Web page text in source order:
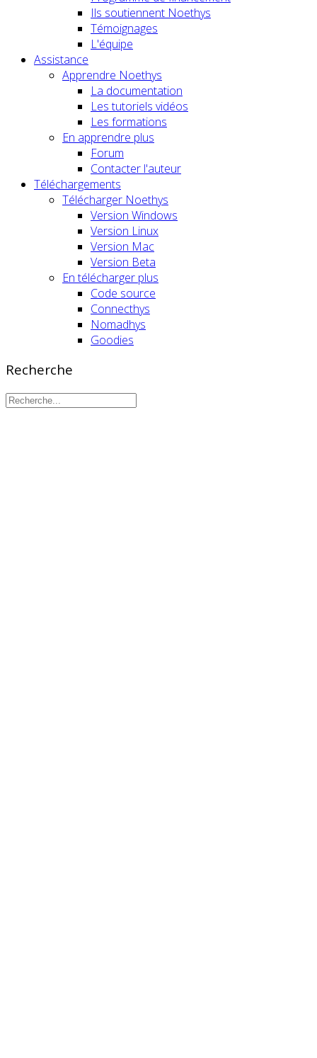
Ils soutiennent Noethys
Témoignages
L'équipe
Assistance
Apprendre Noethys
La documentation
Les tutoriels vidéos
Les formations
En apprendre plus
Forum
Contacter l'auteur
Téléchargements
Télécharger Noethys
Version Windows
Version Linux
Version Mac
Version Beta
En télécharger plus
Code source
Connecthys
Nomadhys
Goodies
Recherche